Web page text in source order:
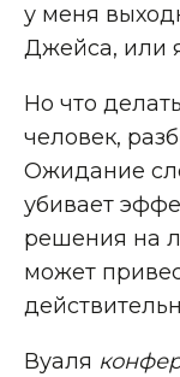
у меня
Джейса, или
Но что
человек,
Ожидание
убивает
решения на
может
Вуаля